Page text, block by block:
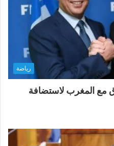
رياضة
مع المغرب لاستضافة